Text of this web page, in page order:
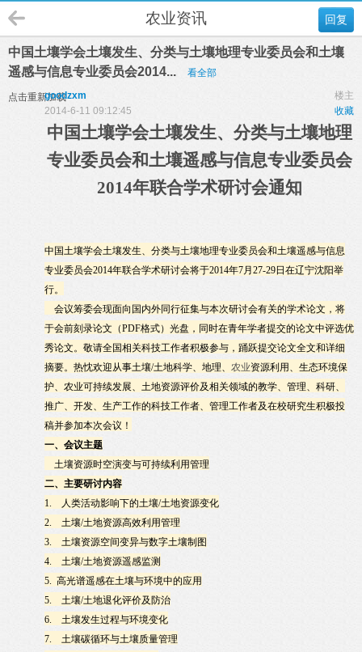
回复
农业资讯
中国土壤学会土壤发生、分类与土壤地理专业委员会和土壤
遥感与信息专业委员会2014...
看全部
点击重新加载 楼主
goodzxm
收藏
2014-6-11 09:12:45
中国土壤学会土壤发生、分类与土壤地理
专业委员会和土壤遥感与信息专业委员会
2014年联合学术研讨会通知
中国土壤学会土壤发生、分类与土壤地理专业委员会和土壤遥感与信息
专业委员会2014年联合学术研讨会将于2014年7月 27-29日在辽宁沈阳举
行。
会议筹委会现面向国内外同行征集与本次研讨会有关的学术论文，将
于会前刻录论文（PDF格式）光盘，同时在青年学者提交的论文中评选优
秀论文。敬请全国相关科技工作者积极参与，踊跃提交论文全文和详细
摘要。热忱欢迎从事土壤/土地科学、地理、 农业资源利用、生态环境保
护、农业可持续发展、土地资源评价及相关领域的教学、管理、科研、
推广、开发、生产工作的科技工作者、管理工作者及在校研究生积极投
稿并参加本次会议！
一、会议主题
土壤资源时空演变与可持续利用管理
二、主要研讨内容
1.
人类活动影响下的土壤/土地资源变化
2. 土壤/土地资源高效利用管理
3. 土壤资源空间变异与数字土壤制图
4. 土壤/土地资源遥感监测
5. 高光谱遥感在土壤与环境中的应用
5. 土壤/土地退化评价及防治
6. 土壤发生过程与环境变化
7. 土壤碳循环与土壤质量管理